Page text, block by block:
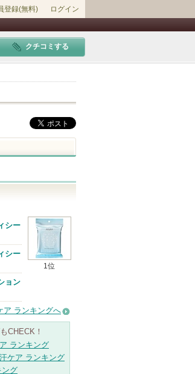
登録(無料) ログイン
クチコミする
1位
シー
シー
ョン
ア ランキングへ
CHECK！
ランキング
ケア ランキング
ング